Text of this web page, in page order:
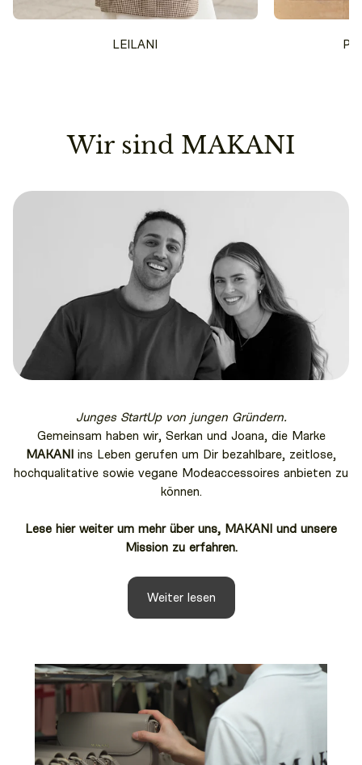
LEILANI
Wir sind MAKANI
Junges StartUp von jungen Gründern.
Gemeinsam haben wir, Serkan und Joana, die Marke
MAKANI
ins Leben gerufen um Dir bezahlbare, zeitlose,
hochqualitative sowie vegane Modeaccessoires anbieten zu
können.
Lese hier weiter um mehr über uns, MAKANI und unsere
Mission zu erfahren.
Weiter lesen